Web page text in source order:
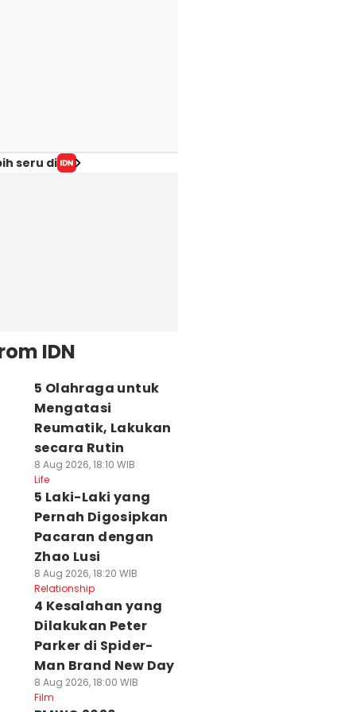
seru di
IDN
5 Olahraga untuk
Mengatasi
Reumatik, Lakukan
secara Rutin
8 Aug 2026, 18:10 WIB
Life
5 Laki-Laki yang
Pernah Digosipkan
Pacaran dengan
Zhao Lusi
8 Aug 2026, 18:20 WIB
Relationship
4 Kesalahan yang
Dilakukan Peter
Parker di Spider-
Man Brand New Day
8 Aug 2026, 18:00 WIB
Film